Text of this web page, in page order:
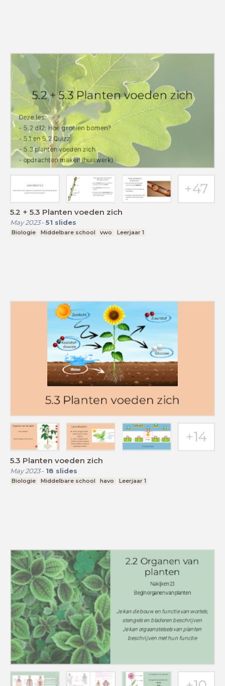
5.2 + 5.3 Planten voeden zich
May 2023- 51 slides
Biologie Middelbare school vwo Leerjaar 1
5.3 Planten voeden zich
May 2023- 18 slides
Biologie Middelbare school havo Leerjaar 1